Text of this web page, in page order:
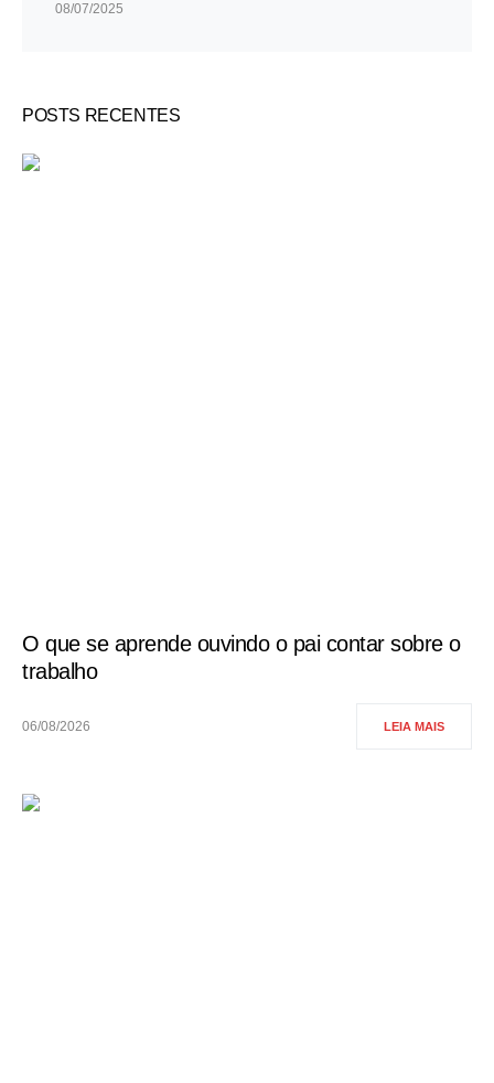
08/07/2025
POSTS RECENTES
O que se aprende ouvindo o pai contar sobre o
trabalho
06/08/2026 LEIA MAIS